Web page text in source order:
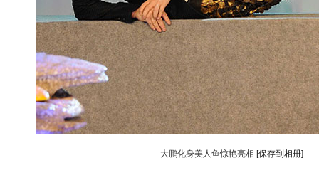
大鹏化身美人鱼惊艳亮相 [保存到相册]